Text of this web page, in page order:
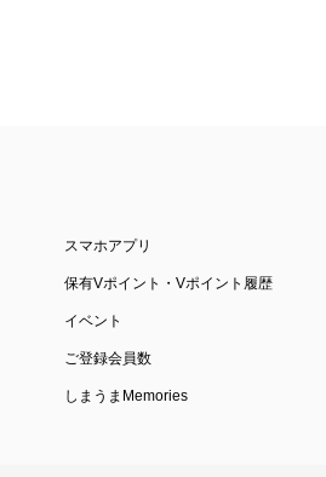
スマホアプリ
保有Vポイント・Vポイント履歴
イベント
ご登録会員数
しまうまMemories